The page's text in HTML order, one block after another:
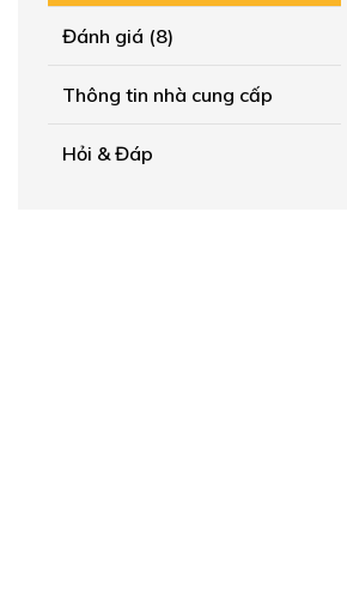
Đánh giá (8)
Thông tin nhà cung cấp
Hỏi & Đáp